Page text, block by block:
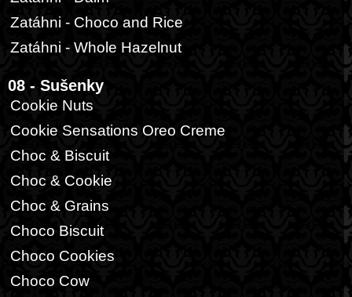
Zatáhni - Choco and Rice
Zatáhni - Whole Hazelnut
08 - Sušenky
Cookie Nuts
Cookie Sensations Oreo Creme
Choc & Biscuit
Choc & Cookie
Choc & Grains
Choco Biscuit
Choco Cookies
Choco Cow